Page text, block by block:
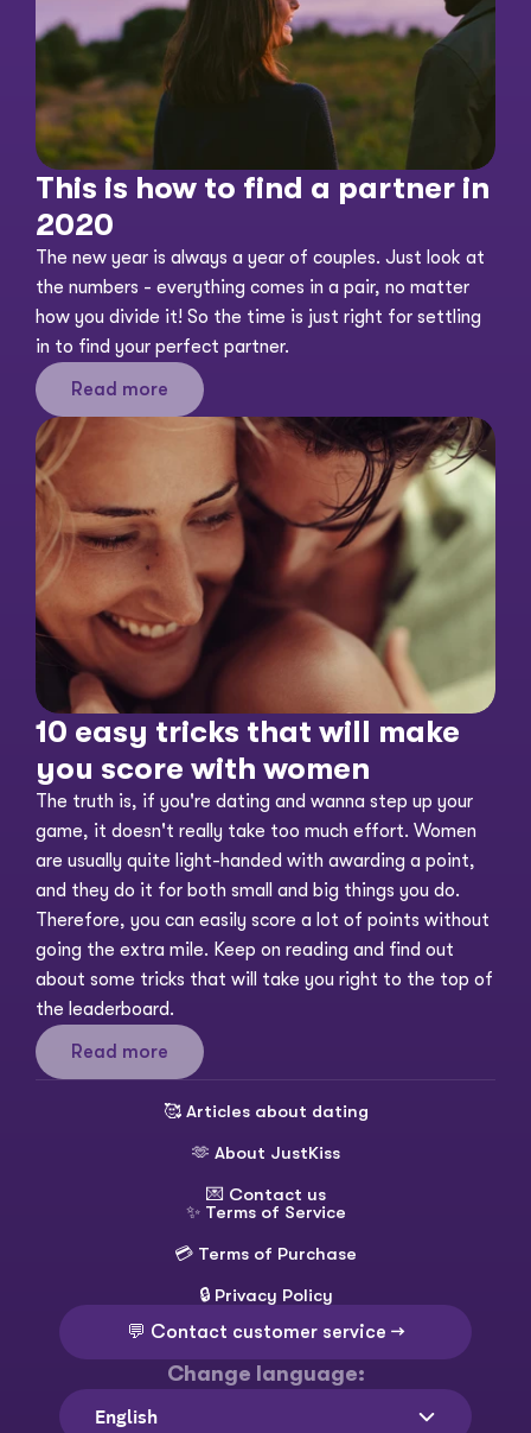
This is how to find a partner in
2020
The new year is always a year of couples. Just look at
the numbers - everything comes in a pair, no matter
how you divide it! So the time is just right for settling
in to find your perfect partner.
Read more
10 easy tricks that will make
you score with women
The truth is, if you're dating and wanna step up your
game, it doesn't really take too much effort. Women
are usually quite light-handed with awarding a point,
and they do it for both small and big things you do.
Therefore, you can easily score a lot of points without
going the extra mile. Keep on reading and find out
about some tricks that will take you right to the top of
the leaderboard.
Read more
🥰 Articles about dating
🫶 About JustKiss
💌 Contact us
✨ Terms of Service
💳 Terms of Purchase
🔒 Privacy Policy
💬 Contact customer service →
Change language:
Select Language
English